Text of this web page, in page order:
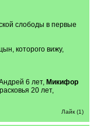
слободы в первые
которого вижу,
6 лет, Микифор
20 лет,
Лайк (1)